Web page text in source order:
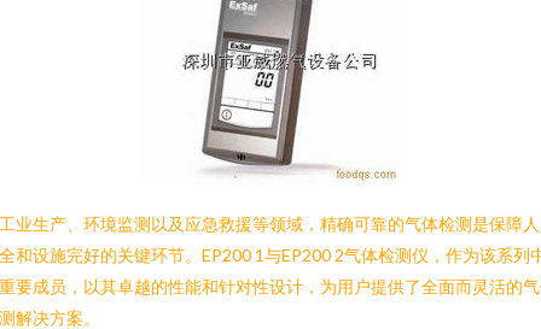
业生产、环境监测以及应急救援等领域，精确可靠的气体检测是保障
和设施完好的关键环节。EP200 1与EP200 2气体检测仪，作为该系列
要成员，以其卓越的性能和针对性设计，为用户提供了全面而灵活的
解决方案。